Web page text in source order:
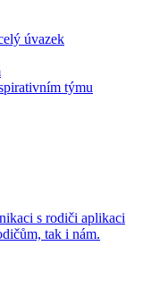
úvazek
týmu
s rodiči aplikaci
tak i nám.